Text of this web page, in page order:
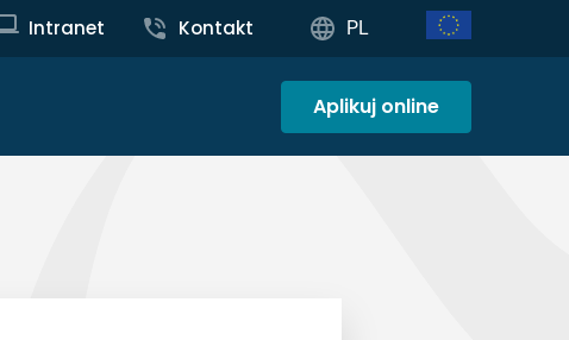
Intranet Kontakt PL
Aplikuj online